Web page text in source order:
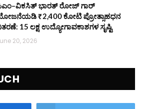
ಭಾರತ್ ರೋಜ್‌ ಗಾರ್
₹2,400 ಕೋಟಿ ಪ್ರೋತ್ಸಾಹಧನ
15 ಲಕ್ಷ ಉದ್ಯೋಗಾವಕಾಶಗಳ ಸೃಷ್ಟಿ
20, 2026